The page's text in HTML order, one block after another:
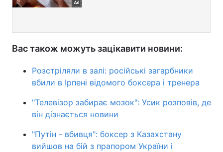
Вас також можуть зацікавити новини:
Розстріляли в залі: російські загарбники
вбили в Ірпені відомого боксера і тренера
"Телевізор забирає мозок": Усик розповів, де
він дізнається новини
"Путін - вбивця": боксер з Казахстану
вийшов на бій з прапором України і